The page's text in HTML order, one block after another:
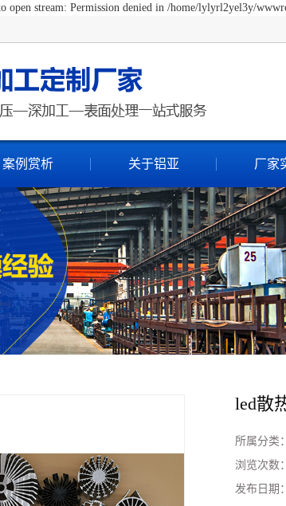
stream: Permission denied in /home/lylyrl2yel3y/
案例赏析 关于铝亚 厂家
led散
所属分类：
浏览次数：
发布日期：